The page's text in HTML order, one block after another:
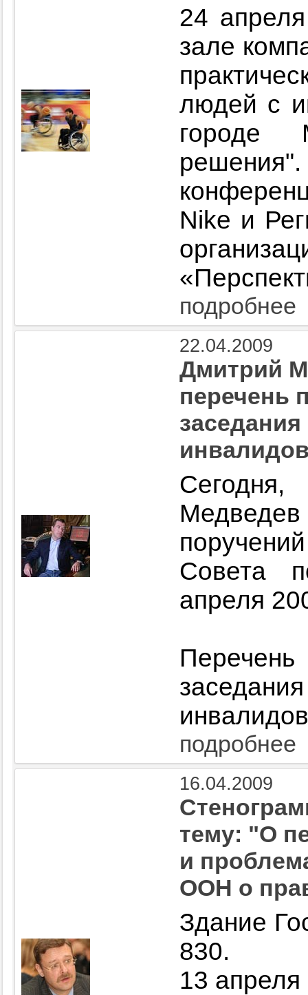
24
зале
людей с
городе
Nike и
подробнее
22.04.2009
Дмитрий
перечень
Совета
апреля
подробнее
16.04.2009
тему: "О
и
ООН о
Здание
830.
13 апреля